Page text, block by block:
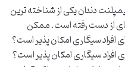
دندان یکی از شناخته ترین
از دست رفته است. ممکن
افراد سیگاری امکان پذیر است؟
افراد سیگاری امکان پذیر است؟